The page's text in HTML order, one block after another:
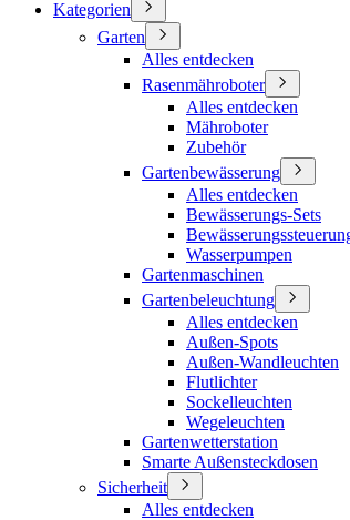
Kategorien
Garten
Alles entdecken
Rasenmähroboter
Alles entdecken
Mähroboter
Zubehör
Gartenbewässerung
Alles entdecken
Bewässerungs-Sets
Wasserpumpen
Gartenmaschinen
Gartenbeleuchtung
Alles entdecken
Außen-Spots
Außen-Wandleuchten
Flutlichter
Sockelleuchten
Wegeleuchten
Gartenwetterstation
Smarte Außensteckdosen
Sicherheit
Alles entdecken